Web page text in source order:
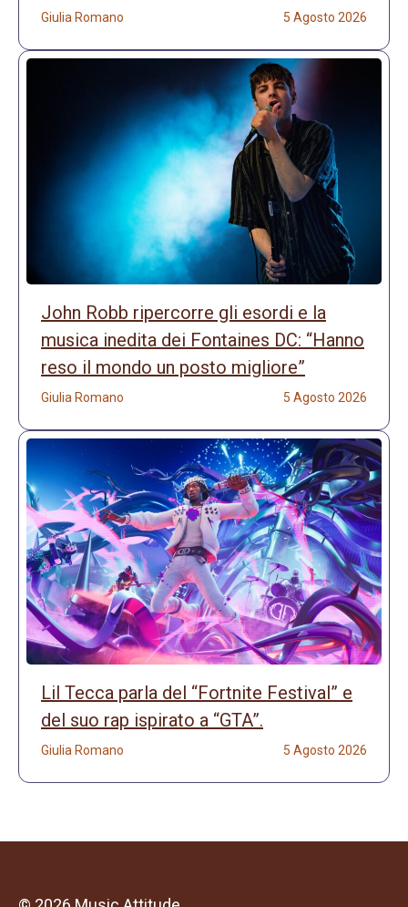
Giulia Romano 5 Agosto 2026
John Robb ripercorre gli esordi e la
musica inedita dei Fontaines DC: “Hanno
reso il mondo un posto migliore”
Giulia Romano 5 Agosto 2026
Lil Tecca parla del “Fortnite Festival” e
del suo rap ispirato a “GTA”.
Giulia Romano 5 Agosto 2026